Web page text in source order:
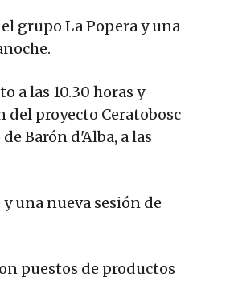
grupo La Popera y una
a las 10.30 horas y
del proyecto Ceratobosc
Barón d'Alba, a las
una nueva sesión de
puestos de productos